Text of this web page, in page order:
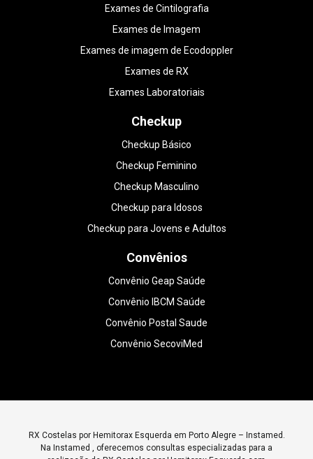
Exames de Cintilografia
Exames de Imagem
Exames de imagem de Ecodoppler
Exames de RX
Exames Laboratoriais
Checkup
Checkup Básico
Checkup Feminino
Checkup Masculino
Checkup para Idosos
Checkup para Jovens e Adultos
Convênios
Convênio Geap Saúde
Convênio IBCM Saúde
Convênio Postal Saude
Convênio SecoviMed
RX Costelas por Hemitorax Esquerda em Porto Alegre – Instamed.
Na Instamed , oferecemos consultas especializadas para a